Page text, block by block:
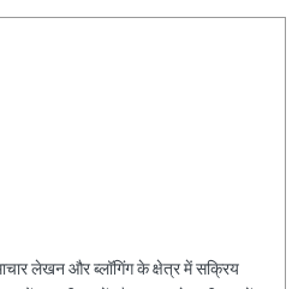
लेखन और ब्लॉगिंग के क्षेत्र में सक्रिय